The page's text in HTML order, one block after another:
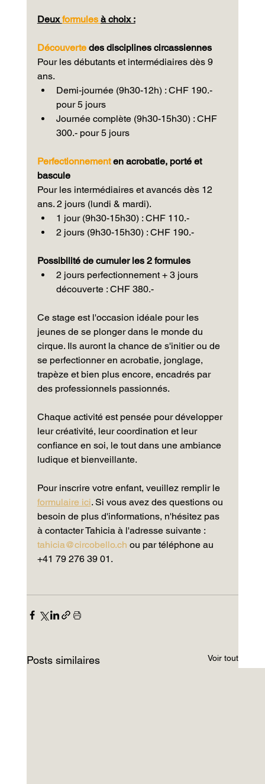
Deux formules à choix :
Découverte des disciplines circassiennes
Pour les débutants et intermédiaires dès 9
ans.
Demi-journée (9h30-12h) : CHF 190.-
pour 5 jours
Journée complète (9h30-15h30) : CHF
300.- pour 5 jours
Perfectionnement en acrobatie, porté et
bascule
Pour les intermédiaires et avancés dès 12
ans. 2 jours (lundi & mardi).
1 jour (9h30-15h30) : CHF 110.-
2 jours (9h30-15h30) : CHF 190.-
Possibilité de cumuler les 2 formules
2 jours perfectionnement + 3 jours
découverte : CHF 380.-
Ce stage est l'occasion idéale pour les
jeunes de se plonger dans le monde du
cirque. Ils auront la chance de s'initier ou de
se perfectionner en acrobatie, jonglage,
trapèze et bien plus encore, encadrés par
des professionnels passionnés.
Chaque activité est pensée pour développer
leur créativité, leur coordination et leur
confiance en soi, le tout dans une ambiance
ludique et bienveillante.
Pour inscrire votre enfant, veuillez remplir le
formulaire ici. Si vous avez des questions ou
besoin de plus d'informations, n'hésitez pas
à contacter Tahicia à l'adresse suivante :
tahicia@circobello.ch ou par téléphone au
+41 79 276 39 01.
Posts similaires Voir tout